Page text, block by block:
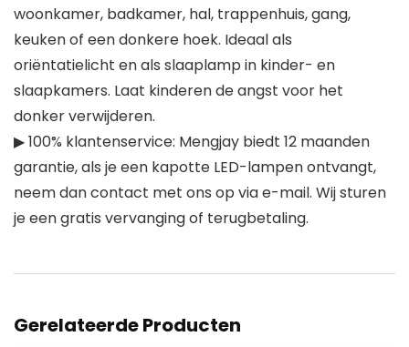
woonkamer, badkamer, hal, trappenhuis, gang,
keuken of een donkere hoek. Ideaal als
oriëntatielicht en als slaaplamp in kinder- en
slaapkamers. Laat kinderen de angst voor het
donker verwijderen.
▶ 100% klantenservice: Mengjay biedt 12 maanden
garantie, als je een kapotte LED-lampen ontvangt,
neem dan contact met ons op via e-mail. Wij sturen
je een gratis vervanging of terugbetaling.
Gerelateerde Producten